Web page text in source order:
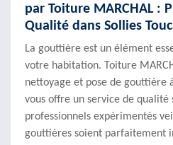
par Toiture MARCHAL :
Qualité dans Sollies
La gouttière est un élément
votre habitation. Toiture
nettoyage et pose de gouttière
vous offre un service de qualité
professionnels expérimentés
gouttières soient parfaitement